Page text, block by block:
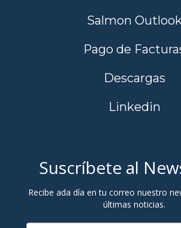
Salmon
Pago de
Descargas
Linkedin
Suscríbete al
Recibe ada día en tu correo nuestro
últimas noticias.